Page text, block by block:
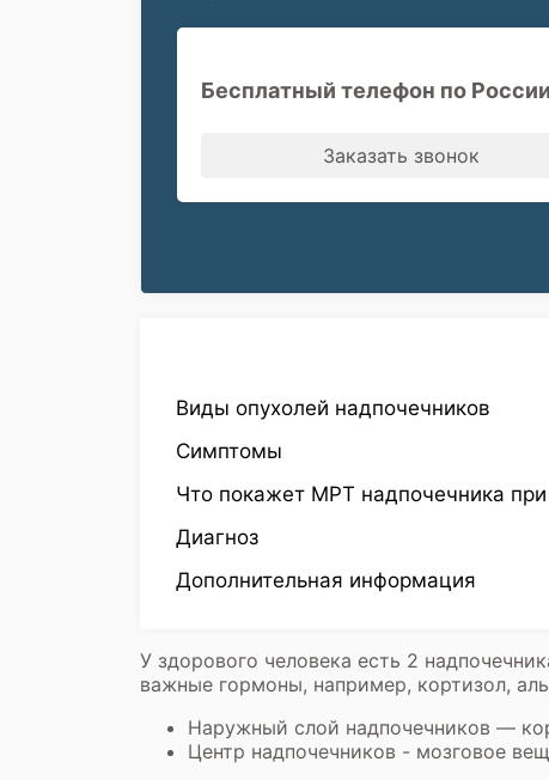
Бесплатный телефон по
Заказать звонок
Виды опухолей надпочечников
Симптомы
Что покажет МРТ надпочечника при
Диагноз
Дополнительная информация
У здорового человека есть 2
важные гормоны, например, кортизол,
Наружный слой надпочечников —
Центр надпочечников - мозговое